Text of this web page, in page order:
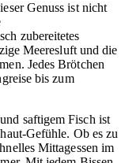
Genuss ist nicht
zubereitetes
Meeresluft und die
Jedes Brötchen
bis zum
saftigem Fisch ist
Gefühle. Ob es zu
Mittagessen im